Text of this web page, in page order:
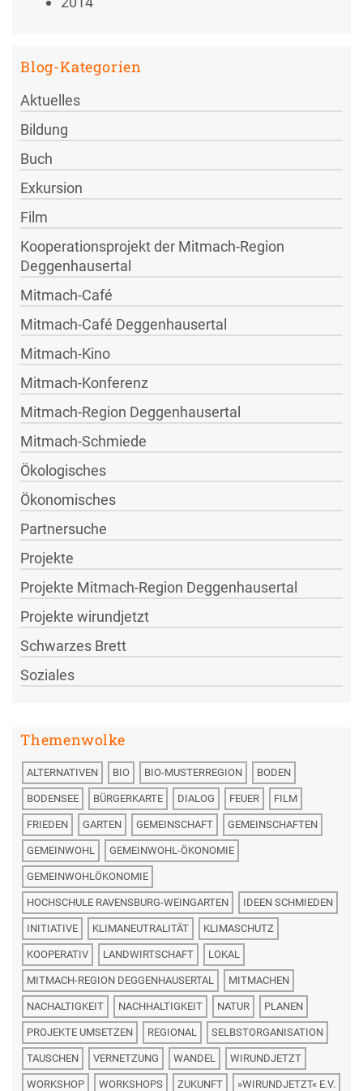
Blog-Kategorien
Aktuelles
Bildung
Buch
Exkursion
Film
Kooperationsprojekt der Mitmach-Region
Deggenhausertal
Mitmach-Café
Mitmach-Café Deggenhausertal
Mitmach-Kino
Mitmach-Konferenz
Mitmach-Region Deggenhausertal
Mitmach-Schmiede
Ökologisches
Ökonomisches
Partnersuche
Projekte
Projekte Mitmach-Region Deggenhausertal
Projekte wirundjetzt
Schwarzes Brett
Soziales
Themenwolke
ALTERNATIVEN BIO BIO-MUSTERREGION BODEN
BODENSEE BÜRGERKARTE DIALOG FEUER FILM
FRIEDEN GARTEN GEMEINSCHAFT GEMEINSCHAFTEN
GEMEINWOHL GEMEINWOHL-ÖKONOMIE
GEMEINWOHLÖKONOMIE
HOCHSCHULE RAVENSBURG-WEINGARTEN IDEEN SCHMIEDEN
INITIATIVE KLIMANEUTRALITÄT KLIMASCHUTZ
KOOPERATIV LANDWIRTSCHAFT LOKAL
MITMACH-REGION DEGGENHAUSERTAL MITMACHEN
NACHALTIGKEIT NACHHALTIGKEIT NATUR PLANEN
PROJEKTE UMSETZEN REGIONAL SELBSTORGANISATION
TAUSCHEN VERNETZUNG WANDEL WIRUNDJETZT
WORKSHOP WORKSHOPS ZUKUNFT »WIRUNDJETZT« E.V.